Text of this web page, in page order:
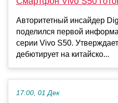
Авторитетный инсайдер
поделился первой
серии Vivo S50.
дебютирует на китайско...
17:00, 01 Дек